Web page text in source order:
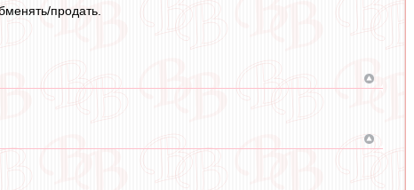
продать.